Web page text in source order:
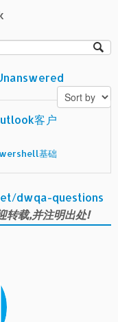
客户
基础
dwqa-questions
转载,并注明出处!